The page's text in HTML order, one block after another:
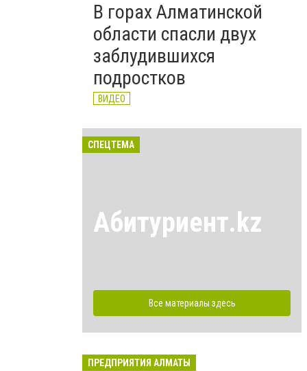
В горах Алматинской
области спасли двух
заблудившихся
подростков
ВИДЕО
СПЕЦТЕМА
Абитуриент.kz
Все материалы здесь
ПРЕДПРИЯТИЯ АЛМАТЫ